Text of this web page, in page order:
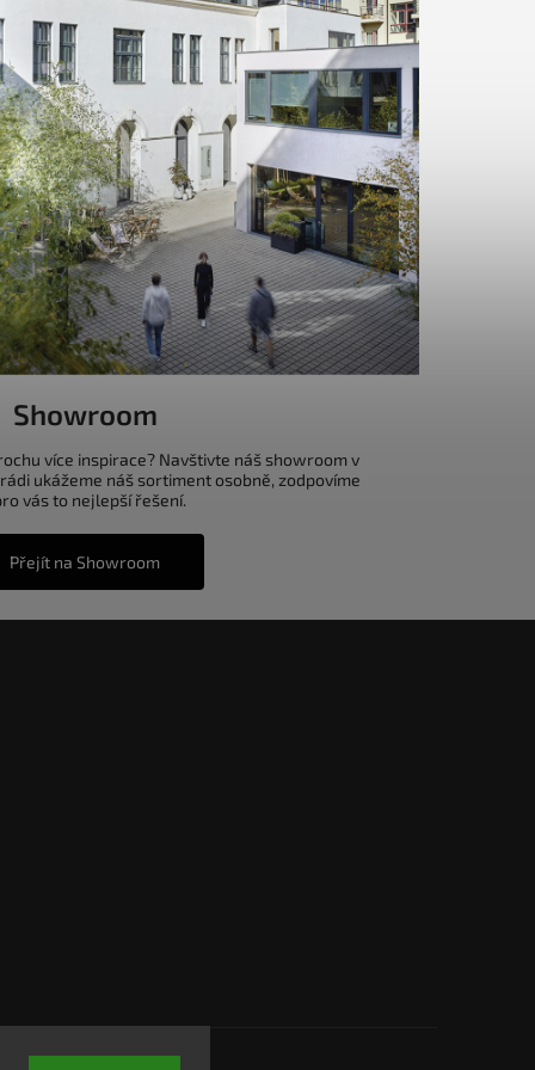
Showroom
více inspirace? Navštivte náš showroom v
ukážeme náš sortiment osobně, zodpovíme
vás to nejlepší řešení.
Přejít na Showroom